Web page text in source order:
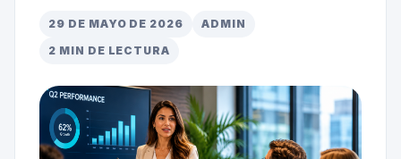
29 DE MAYO DE 2026
ADMIN
2 MIN DE LECTURA